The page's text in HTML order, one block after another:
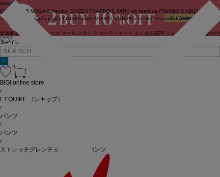
ログイン
BRAND
COUTURIER MOGA Collection GREEN FRAPBOIS PARK wb feerique FRAPBOIS ADIEU
TRISTESSE
congés payés LOISIR Julier MOGA L'EQUIPE endalence unbilanc BIGI online store
新着商品 ニュース セール スタッフ コーディネート よくある質問 ジャーナル お問い合わ
BIGI online store
/
L'EQUIPE （レキップ）
/
パンツ
/
パンツ
/
ストレッチグレンチェックワイドパンツ